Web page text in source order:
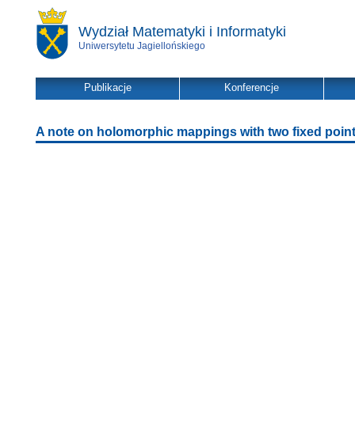
Wydział Matematyki i Informatyki
Uniwersytetu Jagiellońskiego
Publikacje Konferencje
A note on holomorphic mappings with two fixed